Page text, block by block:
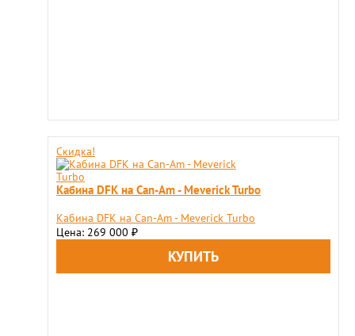
Скидка!
Кабина DFK на Can-Am - Meverick Turbo
Кабина DFK на Can-Am - Meverick Turbo
Цена: 269 000 ₽